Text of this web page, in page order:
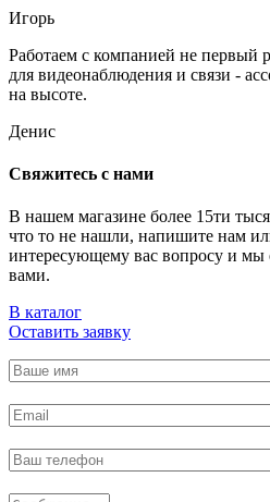
Игорь
Работаем с компанией не первый
для видеонаблюдения и связи -
на высоте.
Денис
Свяжитесь с нами
В нашем магазине более 15ти
что то не нашли, напишите нам
интересующему вас вопросу и мы
вами.
В каталог
Оставить заявку